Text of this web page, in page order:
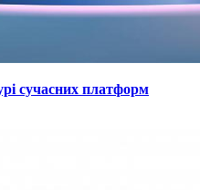
сучасних платформ